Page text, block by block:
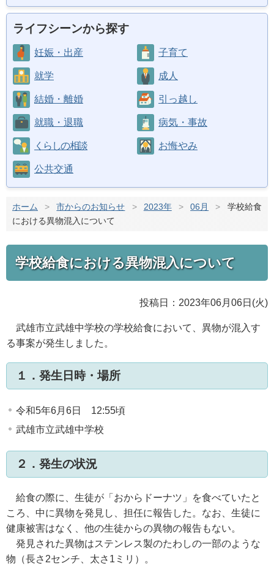
ライフシーンから探す
妊娠・出産 子育て
就学 成人
結婚・離婚 引っ越し
就職・退職 病気・事故
くらしの相談 お悔やみ
公共交通
ホーム > 市からのお知らせ > 2023年 > 06月 >
学校給食
における異物混入について
学校給食における異物混入について
投稿日：2023年06月06日(火)
武雄市立武雄中学校の学校給食において、異物が混入す
る事案が発生しました。
１．発生日時・場所
令和5年6月6日 12:55頃
武雄市立武雄中学校
２．発生の状況
給食の際に、生徒が「おからドーナツ」を食べていたと
ころ、中に異物を発見し、担任に報告した。なお、生徒に
健康被害はなく、他の生徒からの異物の報告もない。
発見された異物はステンレス製のたわしの一部のような
物（長さ2センチ、太さ1ミリ）。